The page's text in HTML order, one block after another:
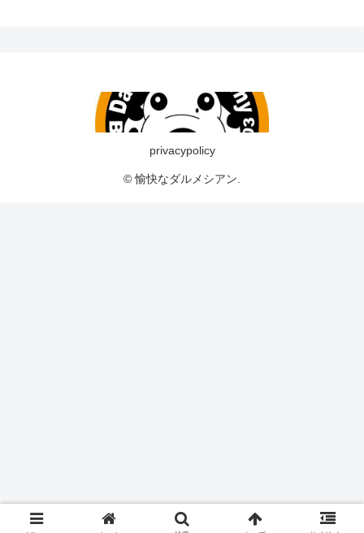
privacypolicy
© 愉快なダルメシアン.